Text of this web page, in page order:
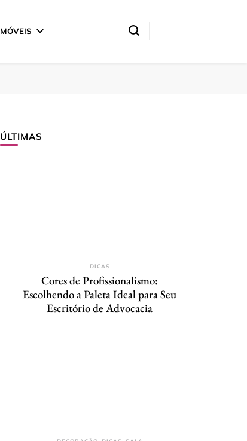
MÓVEIS
ÚLTIMAS
DICAS
Cores de Profissionalismo:
Escolhendo a Paleta Ideal para Seu
Escritório de Advocacia